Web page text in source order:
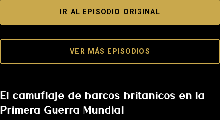
IR AL EPISODIO ORIGINAL
VER MÁS EPISODIOS
El camuflaje de barcos britanicos en la
Primera Guerra Mundial